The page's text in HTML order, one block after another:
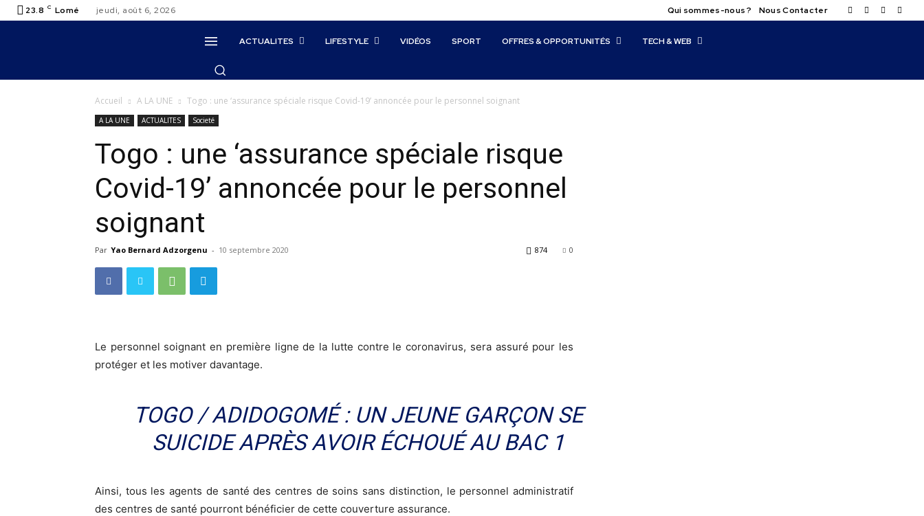
23.8 C Lomé jeudi, août 6, 2026 Qui sommes-nous ? Nous Contacter
ACTUALITES LIFESTYLE VIDÉOS SPORT OFFRES & OPPORTUNITÉS TECH & WEB
Accueil A LA UNE Togo : une ‘assurance spéciale risque Covid-19’ annoncée pour le personnel soignant
A LA UNE ACTUALITES Societé
Togo : une ‘assurance spéciale risque
Covid-19’ annoncée pour le personnel
soignant
Par Yao Bernard Adzorgenu - 10 septembre 2020 0
874
Le personnel soignant en première ligne de la lutte contre le coronavirus, sera assuré pour les
protéger et les motiver davantage.
TOGO / ADIDOGOMÉ : UN JEUNE GARÇON SE
SUICIDE APRÈS AVOIR ÉCHOUÉ AU BAC 1
Ainsi, tous les agents de santé des centres de soins sans distinction, le personnel administratif
des centres de santé pourront bénéficier de cette couverture assurance.